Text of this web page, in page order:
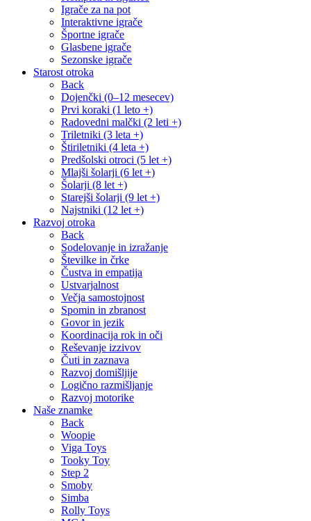
Igrače za na pot
Interaktivne igrače
Športne igrače
Glasbene igrače
Sezonske igrače
Starost otroka
Back
Dojenčki (0–12 mesecev)
Prvi koraki (1 leto +)
Radovedni malčki (2 leti +)
Triletniki (3 leta +)
Štiriletniki (4 leta +)
Predšolski otroci (5 let +)
Mlajši šolarji (6 let +)
Šolarji (8 let +)
Starejši šolarji (9 let +)
Najstniki (12 let +)
Razvoj otroka
Back
Sodelovanje in izražanje
Številke in črke
Čustva in empatija
Ustvarjalnost
Večja samostojnost
Spomin in zbranost
Govor in jezik
Koordinacija rok in oči
Reševanje izzivov
Čuti in zaznava
Razvoj domišljije
Logično razmišljanje
Razvoj motorike
Naše znamke
Back
Woopie
Viga Toys
Tooky Toy
Step 2
Smoby
Simba
Rolly Toys